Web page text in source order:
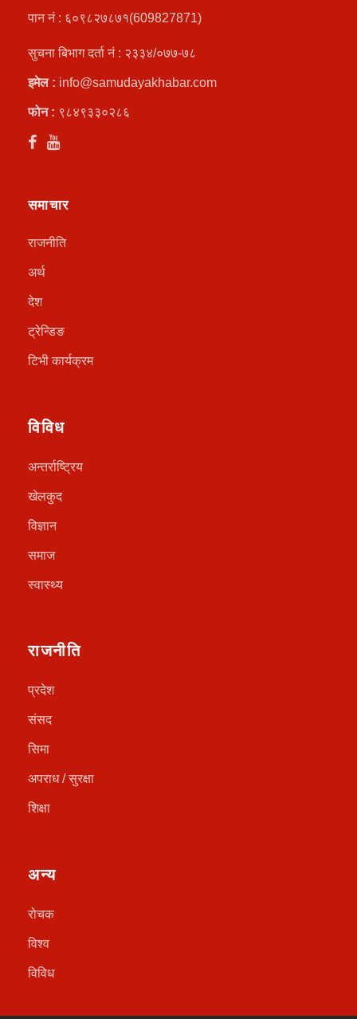
पान नं : ६०९८२७८७१(609827871)
सुचना बिभाग दर्ता नं : २३३४/०७७-७८
इमेल : info@samudayakhabar.com
फोन : ९८४९३३०२८६
समाचार
राजनीति
अर्थ
देश
ट्रेन्डिङ
टिभी कार्यक्रम
विविध
अन्तर्राष्ट्रिय
खेलकुद
विज्ञान
समाज
स्वास्थ्य
राजनीति
प्रदेश
संसद
सिमा
अपराध / सुरक्षा
शिक्षा
अन्य
रोचक
विश्व
विविध